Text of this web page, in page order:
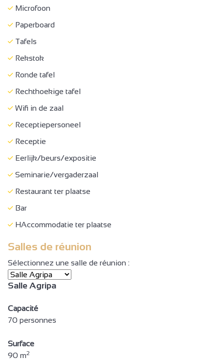
Motorfiets/scooter parkeerplaats
Ladestations voor elektrische voertuigen
Huisdieren toegestaan
Huisdieren mits toeslag
Wasserij
Receptie
Safes receptie
Toeristische documentatie
Toeristeninformatie
Checkroom
Reserveren
Af te huren
Vervoer naar site voor groepen
Toegang bus
Ontbijt
Niet roken
Gezinskamer
Bed 140 cm
Gezinssuite
Microfoon
Paperboard
Tafels
Rekstok
Ronde tafel
Rechthoekige tafel
Wifi in de zaal
Receptiepersoneel
Receptie
Eerlijk/beurs/expositie
Seminarie/vergaderzaal
Restaurant ter plaatse
Bar
HAccommodatie ter plaatse
Salles de réunion
Sélectionnez une salle de réunion :
Salle Agripa
Capacité
70 personnes
Surface
90 m2